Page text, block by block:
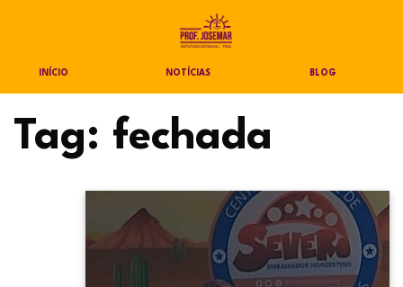
INÍCIO NOTÍCIAS BLOG
Tag: fechada